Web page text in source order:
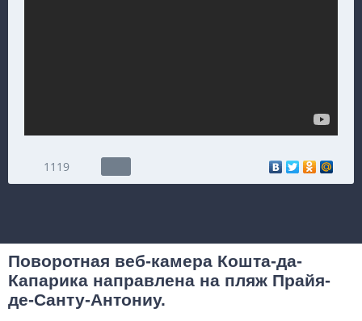
1119
Поворотная веб-камера Кошта-да-
Капарика направлена на пляж Прайя-
де-Санту-Антониу.